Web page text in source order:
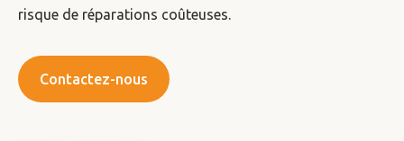
risque de réparations coûteuses.
Contactez-nous